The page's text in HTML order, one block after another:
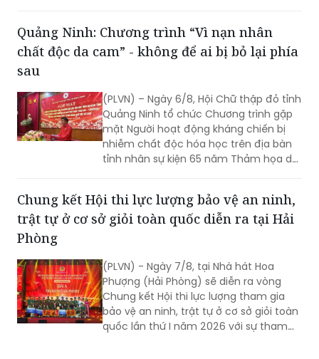
Quảng Ninh: Chương trình “Vì nạn nhân
chất độc da cam” - không để ai bị bỏ lại phía
sau
(PLVN) – Ngày 6/8, Hội Chữ thập đỏ tỉnh
Quảng Ninh tổ chức Chương trình gặp
mặt Người hoạt động kháng chiến bị
nhiễm chất độc hóa học trên địa bàn
tỉnh nhân sự kiện 65 năm Thảm họa da
trào “Vì nạn nhân chất độc da cam”.
Chung kết Hội thi lực lượng bảo vệ an ninh,
trật tự ở cơ sở giỏi toàn quốc diễn ra tại Hải
Phòng
(PLVN) - Ngày 7/8, tại Nhà hát Hoa
Phượng (Hải Phòng) sẽ diễn ra vòng
Chung kết Hội thi lực lượng tham gia
bảo vệ an ninh, trật tự ở cơ sở giỏi toàn
quốc lần thứ I năm 2026 với sự tham